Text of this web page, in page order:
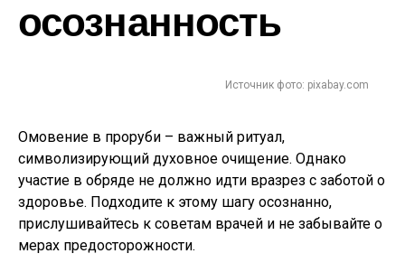
осознанность
Источник фото: pixabay.com
Омовение в проруби – важный ритуал,
символизирующий духовное очищение. Однако
участие в обряде не должно идти вразрез с заботой о
здоровье. Подходите к этому шагу осознанно,
прислушивайтесь к советам врачей и не забывайте о
мерах предосторожности.